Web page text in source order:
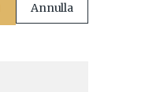
Annulla